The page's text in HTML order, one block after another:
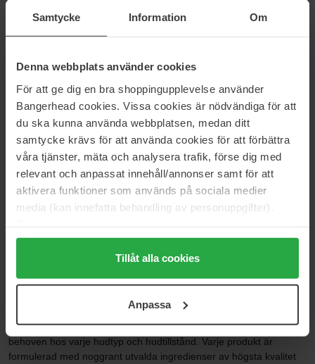
Samtycke Information Om
Denna webbplats använder cookies
För att ge dig en bra shoppingupplevelse använder
Bangerhead cookies. Vissa cookies är nödvändiga för att
du ska kunna använda webbplatsen, medan ditt
samtycke krävs för att använda cookies för att förbättra
våra tjänster, mäta och analysera trafik, förse dig med
relevant och anpassat innehåll/annonser samt för att
aktivera funktioner som används på sociala medier
media (kan innefatta behandling av personuppgifter).
Genom att trycka på "Tillåt alla cookies" accepterar du
alla cookies, medan du under "Detaljer" kan anpassa
användningen av cookies. Du kan när som helst återkalla
samt vår Integritetspolicy.
Tillåt alla cookies
Anpassa
Ord. pris 1 260 kr Ord. pris 2 025 kr
Sida 1 av 9
Visa fler
DERMALOGICA
Dermalogica är ett internationellt känt varumärke inom
professionell hudvård som har förändrat spelreglerna på
marknaden. Med en passion för vetenskapligt grundad hudvård
hjälpa människor att uppnå en hälsosam och strålande hud.
hudvård.
Genom avancerad forskning och utveckling skapas produkter som
kombinerar innovation och noggrannhet för att möta de individuella
behoven hos varje hudtyp och hudtillstånd. Varje produkt är
formulerad med noggrant utvalda ingredienser av högsta kvalitet